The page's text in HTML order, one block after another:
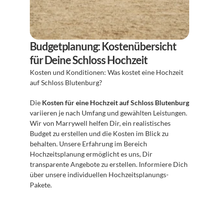
Budgetplanung: Kostenübersicht
für Deine Schloss Hochzeit
Kosten und Konditionen: Was kostet eine Hochzeit
auf Schloss Blutenburg?
Die Kosten für eine Hochzeit auf Schloss Blutenburg
variieren je nach Umfang und gewählten Leistungen.
Wir von Marrywell helfen Dir, ein realistisches
Budget zu erstellen und die Kosten im Blick zu
behalten. Unsere Erfahrung im Bereich
Hochzeitsplanung ermöglicht es uns, Dir
transparente Angebote zu erstellen. Informiere Dich
über unsere individuellen Hochzeitsplanungs-
Pakete.